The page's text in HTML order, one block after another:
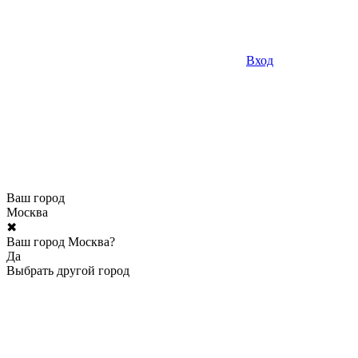
Вход
Ваш город
Москва
✖
Ваш город Москва?
Да
Выбрать другой город